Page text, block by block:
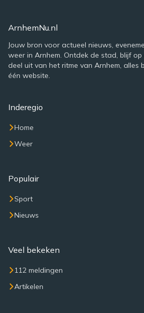
ArnhemNu.nl
Jouw bron voor actueel nieuws,
weer in Arnhem. Ontdek de stad, blijf
deel uit van het ritme van Arnhem, alles
één website.
Inderegio
Home
Weer
Populair
Sport
Nieuws
Veel bekeken
112 meldingen
Artikelen